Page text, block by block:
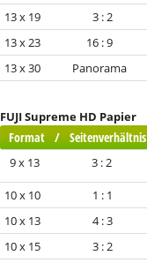
13 x 19 3 : 2
13 x 23 16 : 9
13 x 30 Panorama
FUJI Supreme HD Papier
Format / Seitenverhältnis
9 x 13 3 : 2
10 x 10 1 : 1
10 x 13 4 : 3
10 x 15 3 : 2